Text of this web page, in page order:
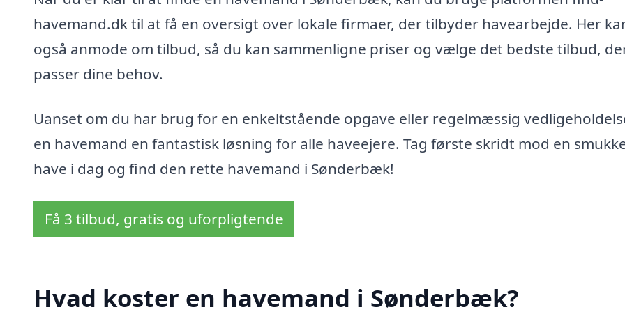
havemand.dk til at få en oversigt over lokale firmaer, der tilbyder havearbejde. Her
også anmode om tilbud, så du kan sammenligne priser og vælge det bedste tilbud,
passer dine behov.
Uanset om du har brug for en enkeltstående opgave eller regelmæssig
en havemand en fantastisk løsning for alle haveejere. Tag første skridt mod en
have i dag og find den rette havemand i Sønderbæk!
Få 3 tilbud, gratis og uforpligtende
Hvad koster en havemand i Sønderbæk?